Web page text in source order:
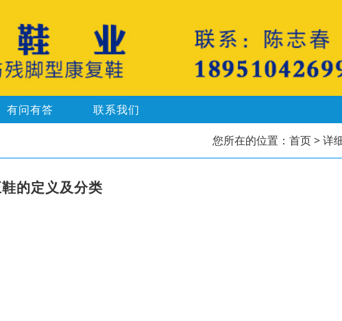
有问有答 联系我们
您所在的位置： 首页> 详
的定义及分类